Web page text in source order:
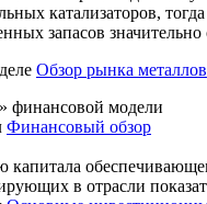
катализаторов,
запасов значительно
Обзор рынка металлов
финансовой модели
Финансовый обзор
капитала
в отрасли